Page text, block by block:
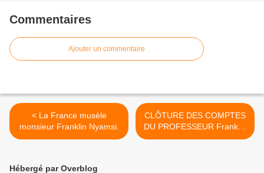
Commentaires
Ajouter un commentaire
< La France musèle
monsieur Franklin Nyamsi.
CLÔTURE DES COMPTES
DU PROFESSEUR Franklin
NYAMSI: POUR Monsieur
Hébergé par Overblog